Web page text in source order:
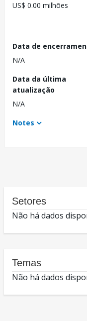
US$ 0.00 milhões
Data de
N/A
Data da última
atualização
N/A
Notes
Setores
Não há dados
Temas
Não há dados